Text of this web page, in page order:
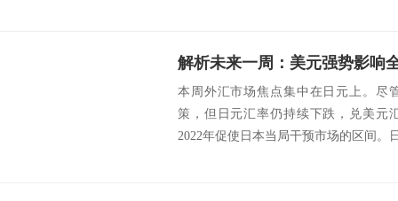
本周外汇市场焦点集中在日元上。尽
策，但日元汇率仍持续下跌，兑美元
2022年促使日本当局干预市场的区间。